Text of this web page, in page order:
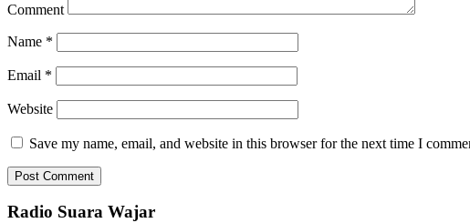
Comment
Name *
Email *
Website
Save my name, email, and website in this browser for the next time I
Radio Suara Wajar